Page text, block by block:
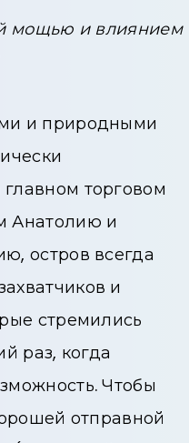
мощью и влиянием
и природными
торговом
Анатолию и
остров всегда
и
стремились
раз, когда
Чтобы
отправной